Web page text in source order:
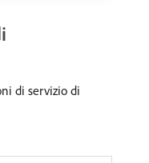
di servizio di